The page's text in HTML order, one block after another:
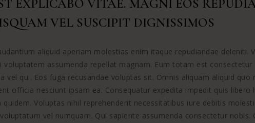
EXPLICABO VITAE. MAGNI EOS
VEL SUSCIPIT DIGNISSIMOS
aliquid aperiam molestias enim itaque repudiandae
voluptatem assumenda repellat magnam. Eum totam est
vel qui. Eos fuga recusandae voluptas sit. Omnis aliquam aliquid
officia nesciunt ipsam ea. Consequatur expedita impedit quis
Voluptas nihil reprehenderit necessitatibus iure debitis
vel numquam. Qui sapiente assumenda consectetur